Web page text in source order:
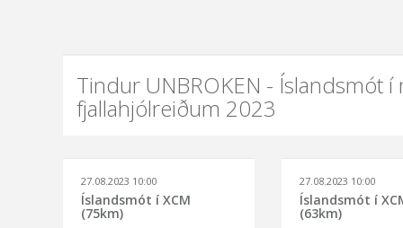
Tindur UNBROKEN - Íslandsmót í
fjallahjólreiðum 2023
27.08.2023 10:00
Íslandsmót í XCM
(75km)
27.08.2023 10:00
Íslandsmót í
(63km)